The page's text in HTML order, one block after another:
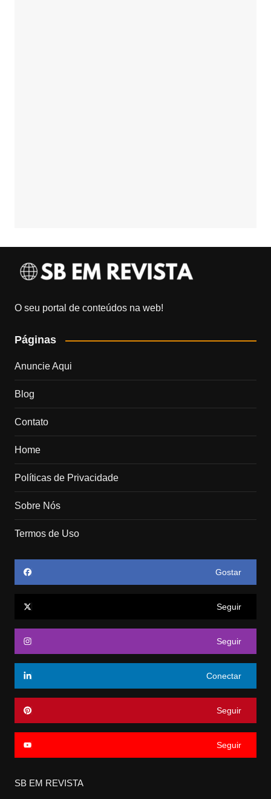
O seu portal de conteúdos na web!
Páginas
Anuncie Aqui
Blog
Contato
Home
Políticas de Privacidade
Sobre Nós
Termos de Uso
Gostar
Seguir
Seguir
Conectar
Seguir
Seguir
SB EM REVISTA